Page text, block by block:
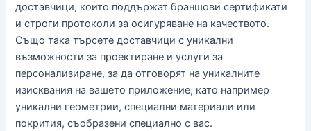
доставчици, които поддържат браншови сертификати
и строги протоколи за осигуряване на качеството.
Също така търсете доставчици с уникални
възможности за проектиране и услуги за
персонализиране, за да отговорят на уникалните
изисквания на вашето приложение, като например
уникални геометрии, специални материали или
покрития, съобразени специално с вас.